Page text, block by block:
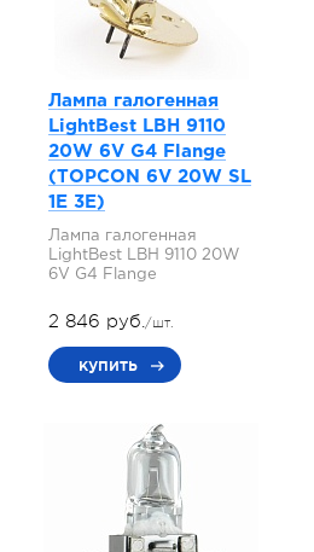
Лампа галогенная
LightBest LBH 9110
20W 6V G4 Flange
(TOPCON 6V 20W SL
1E 3E)
Лампа галогенная
LightBest LBH 9110 20W
6V G4 Flange
2 846 руб./шт.
купить